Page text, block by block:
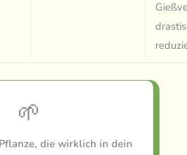
🌱
die wirklich in dein